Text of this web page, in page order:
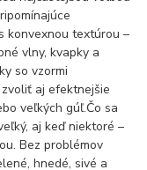
konvexnou textúrou –
vlny, kvapky a
so vzormi
aj efektnejšie
veľkých gúľ.Čo sa
aj keď niektoré –
Bez problémov
hnedé, sivé a